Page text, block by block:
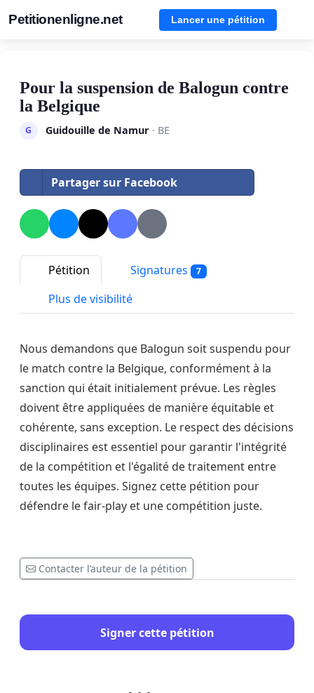
Petitionenligne.net Lancer une pétition
Pour la suspension de Balogun contre
la Belgique
G Guidouille de Namur· BE
Partager sur Facebook
Pétition Signatures 7
Plus de visibilité
Nous demandons que Balogun soit suspendu pour
le match contre la Belgique, conformément à la
sanction qui était initialement prévue. Les règles
doivent être appliquées de manière équitable et
cohérente, sans exception. Le respect des décisions
disciplinaires est essentiel pour garantir l'intégrité
de la compétition et l'égalité de traitement entre
toutes les équipes. Signez cette pétition pour
défendre le fair-play et une compétition juste.
Contacter l’auteur de la pétition
Signer cette pétition